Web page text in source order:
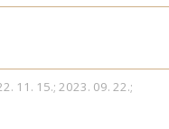
11. 15.; 2023. 09. 22.;